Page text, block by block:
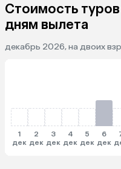
Стоимость
дням вылета
декабрь 2026, на двоих
1
дек
2
дек
3
дек
4
дек
5
дек
6
дек